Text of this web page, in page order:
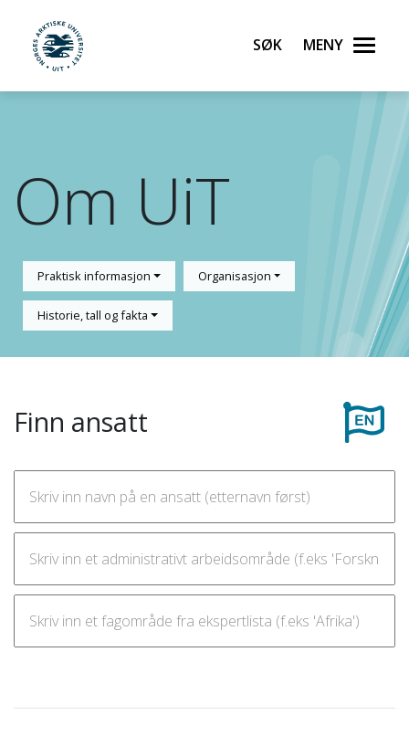
UiT Norges arktiske universitet
Søk Meny
Om UiT
Praktisk informasjon Organisasjon
Historie, tall og fakta
Finn ansatt